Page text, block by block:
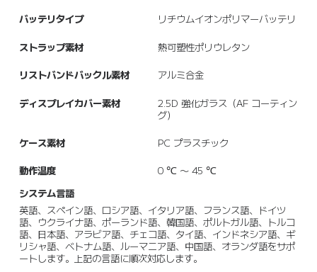
バッテリタイプ リチウムイオンポリマーバッテリ
ストラップ素材 熱可塑性ポリウレタン
リストバンドバックル素材 アルミ合金
ディスプレイカバー素材
2.5D 強化ガラス（AF コーティン
グ）
ケース素材 PC プラスチック
動作温度 0 ℃ ～ 45 ℃
システム言語
英語、スペイン語、ロシア語、イタリア語、フランス語、ドイツ
語、ウクライナ語、ポーランド語、韓国語、ポルトガル語、トルコ
語、日本語、アラビア語、チェコ語、タイ語、インドネシア語、ギ
リシャ語、ベトナム語、ルーマニア語、中国語、オランダ語をサポ
ートします。上記の言語に順次対応します。